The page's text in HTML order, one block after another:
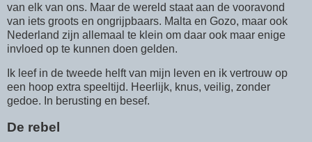
van elk van ons. Maar de wereld staat aan de vooravond
van iets groots en ongrijpbaars. Malta en Gozo, maar ook
Nederland zijn allemaal te klein om daar ook maar enige
invloed op te kunnen doen gelden.
Ik leef in de tweede helft van mijn leven en ik vertrouw op
een hoop extra speeltijd. Heerlijk, knus, veilig, zonder
gedoe. In berusting en besef.
De rebel